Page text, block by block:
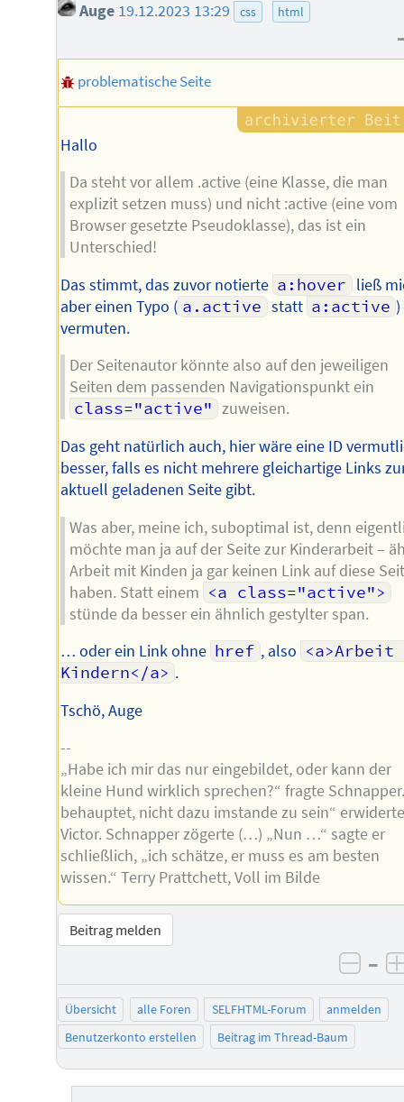
Auge 19.12.2023 13:29 css html
problematische Seite
Hallo
Da steht vor allem .active (eine Klasse, die man
explizit setzen muss) und nicht :active (eine vom
Browser gesetzte Pseudoklasse), das ist ein
Unterschied!
Das stimmt, das zuvor notierte a:hover ließ
aber einen Typo ( a.active statt a:active )
vermuten.
Der Seitenautor könnte also auf den jeweiligen
Seiten dem passenden Navigationspunkt ein
class="active" zuweisen.
Das geht natürlich auch, hier wäre eine ID
besser, falls es nicht mehrere gleichartige Links
aktuell geladenen Seite gibt.
Was aber, meine ich, suboptimal ist, denn
möchte man ja auf der Seite zur Kinderarbeit –
Arbeit mit Kinden ja gar keinen Link auf diese
haben. Statt einem <a class="active">
stünde da besser ein ähnlich gestylter span.
… oder ein Link ohne href , also <a>Arbeit
Kindern</a> .
Tschö, Auge
--
„Habe ich mir das nur eingebildet, oder kann der
kleine Hund wirklich sprechen?“ fragte
behauptet, nicht dazu imstande zu sein“
Victor. Schnapper zögerte (…) „Nun …“ sagte er
schließlich, „ich schätze, er muss es am besten
wissen.“ Terry Prattchett, Voll im Bilde
Beitrag melden
–
Übersicht alle Foren SELFHTML-Forum
anmelden
Benutzerkonto erstellen
Beitrag im Thread-Baum